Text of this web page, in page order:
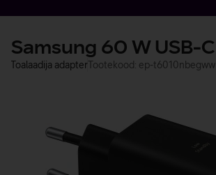
Samsung 60 W USB-C
Toalaadija adapterTootekood: ep-t6010nbegww